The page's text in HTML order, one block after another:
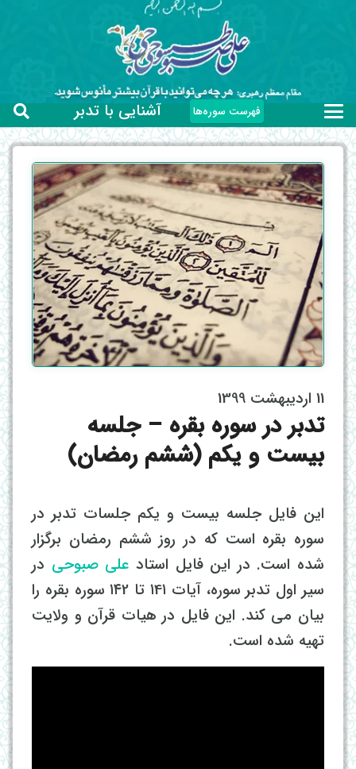
فهرست سوره‌ها آشنایی با تدبر
11 اردیبهشت 1399
تدبر در سوره بقره – جلسه
بیست و یکم (ششم رمضان)
این فایل جلسه بیست و یکم جلسات تدبر در
سوره بقره است که در روز ششم رمضان برگزار
شده است. در این فایل استاد علی صبوحی در
سیر اول تدبر سوره، آیات ۱4۱ تا ۱۴2 سوره بقره را
بیان می کند. این فایل در هیات قرآن و ولایت
تهیه شده است.